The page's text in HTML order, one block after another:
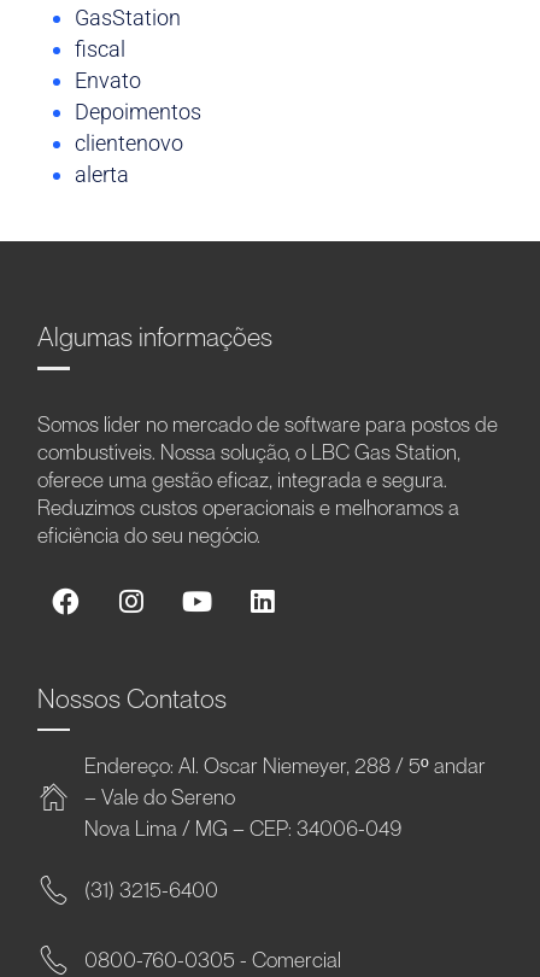
GasStation
fiscal
Envato
Depoimentos
clientenovo
alerta
Algumas informações
Somos líder no mercado de software para postos de
combustíveis. Nossa solução, o LBC Gas Station,
oferece uma gestão eficaz, integrada e segura.
Reduzimos custos operacionais e melhoramos a
eficiência do seu negócio.
Nossos Contatos
Endereço: Al. Oscar Niemeyer, 288 / 5º andar
– Vale do Sereno
Nova Lima / MG – CEP: 34006-049
(31) 3215-6400
0800-760-0305 - Comercial